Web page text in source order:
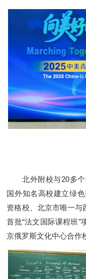
北外附校与20多
国外知名高校建立绿
资格校、北京市唯一与
首批“法文国际课程班
京俄罗斯文化中心合作